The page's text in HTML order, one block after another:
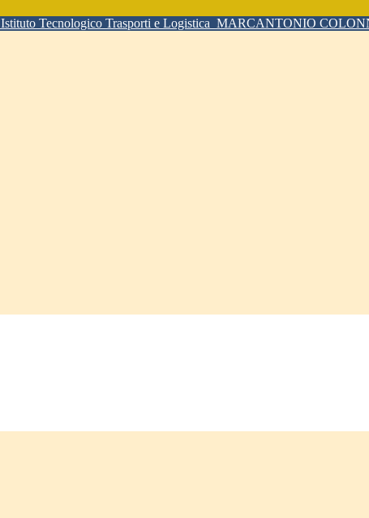
Istituto Tecnologico Trasporti e Logistica MARCANTONIO